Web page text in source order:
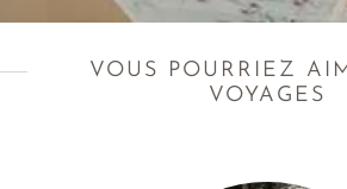
VOUS POURRIEZ
VOYAGES